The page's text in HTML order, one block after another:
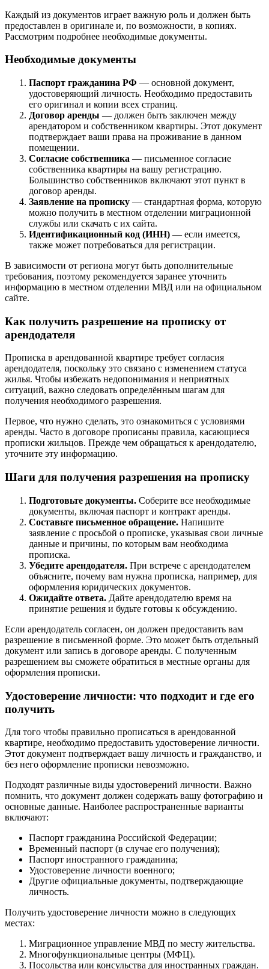
Каждый из документов играет важную роль и должен быть
предоставлен в оригинале и, по возможности, в копиях.
Рассмотрим подробнее необходимые документы.
Необходимые документы
Паспорт гражданина РФ — основной документ,
удостоверяющий личность. Необходимо предоставить
его оригинал и копии всех страниц.
Договор аренды — должен быть заключен между
арендатором и собственником квартиры. Этот документ
подтверждает ваши права на проживание в данном
помещении.
Согласие собственника — письменное согласие
собственника квартиры на вашу регистрацию.
Большинство собственников включают этот пункт в
договор аренды.
Заявление на прописку — стандартная форма, которую
можно получить в местном отделении миграционной
службы или скачать с их сайта.
Идентификационный код (ИНН) — если имеется,
также может потребоваться для регистрации.
В зависимости от региона могут быть дополнительные
требования, поэтому рекомендуется заранее уточнить
информацию в местном отделении МВД или на официальном
сайте.
Как получить разрешение на прописку от
арендодателя
Прописка в арендованной квартире требует согласия
арендодателя, поскольку это связано с изменением статуса
жилья. Чтобы избежать недопонимания и неприятных
ситуаций, важно следовать определённым шагам для
получения необходимого разрешения.
Первое, что нужно сделать, это ознакомиться с условиями
аренды. Часто в договоре прописаны правила, касающиеся
прописки жильцов. Прежде чем обращаться к арендодателю,
уточните эту информацию.
Шаги для получения разрешения на прописку
Подготовьте документы. Соберите все необходимые
документы, включая паспорт и контракт аренды.
Составьте письменное обращение. Напишите
заявление с просьбой о прописке, указывая свои личные
данные и причины, по которым вам необходима
прописка.
Убедите арендодателя. При встрече с арендодателем
объясните, почему вам нужна прописка, например, для
оформления юридических документов.
Ожидайте ответа. Дайте арендодателю время на
принятие решения и будьте готовы к обсуждению.
Если арендодатель согласен, он должен предоставить вам
разрешение в письменной форме. Это может быть отдельный
документ или запись в договоре аренды. С полученным
разрешением вы сможете обратиться в местные органы для
оформления прописки.
Удостоверение личности: что подходит и где его
получить
Для того чтобы правильно прописаться в арендованной
квартире, необходимо предоставить удостоверение личности.
Этот документ подтверждает вашу личность и гражданство, и
без него оформление прописки невозможно.
Подходят различные виды удостоверений личности. Важно
помнить, что документ должен содержать вашу фотографию и
основные данные. Наиболее распространенные варианты
включают:
Паспорт гражданина Российской Федерации;
Временный паспорт (в случае его получения);
Паспорт иностранного гражданина;
Удостоверение личности военного;
Другие официальные документы, подтверждающие
личность.
Получить удостоверение личности можно в следующих
местах:
Миграционное управление МВД по месту жительства.
Многофункциональные центры (МФЦ).
Посольства или консульства для иностранных граждан.